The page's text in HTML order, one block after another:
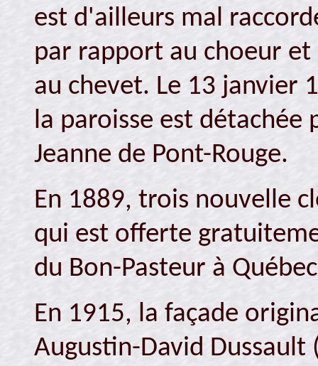
est d'ailleurs mal
par rapport au choeur
au chevet. Le 13 janvier
la paroisse est
Jeanne de Pont-Rouge.
En 1889, trois nouvelle
qui est offerte
du Bon-Pasteur à
En 1915, la façade
Augustin-David Dussault